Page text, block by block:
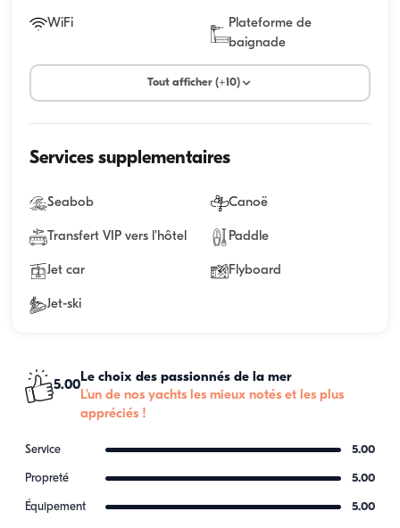
WiFi
Plateforme de
baignade
Tout afficher (+10)
Services supplementaires
Seabob Canoë
Transfert VIP vers l'hôtel Paddle
Jet car Flyboard
Jet-ski
5.00
Le choix des passionnés de la mer
L'un de nos yachts les mieux notés et les plus
appréciés !
Service 5.00
Propreté 5.00
Équipement 5.00